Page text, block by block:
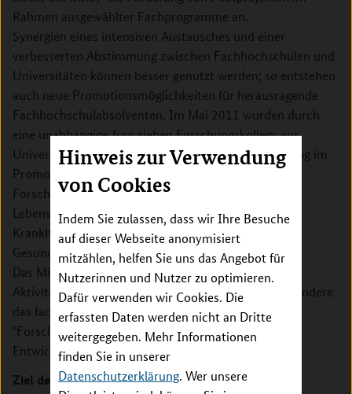
Hinweis zur Verwendung
von Cookies
Indem Sie zulassen, dass wir Ihre Besuche
auf dieser Webseite anonymisiert
mitzählen, helfen Sie uns das Angebot für
Nutzerinnen und Nutzer zu optimieren.
Dafür verwenden wir Cookies. Die
erfassten Daten werden nicht an Dritte
weitergegeben. Mehr Informationen
finden Sie in unserer
Datenschutzerklärung. Wer unsere
Rahmen ausgewählter Fachprogramme an.
Synergien eines intensiven Austausches und einer
verbesserten Abstimmung zwischen Fachhochschulen und
Universitäten können besser genutzt werden; so entstehen
auch neue Promotionsmöglichkeiten für herausragende
Fachhochschulabsolventen. Im Mai 2011 wurden durch
eine unabhängige Jury sieben Forschungskollegs aus
Universitäten und Fachhochschulen für die Förderung im
Promotionsbereich ausgewählt. Eines dieser
Forschungskollegs „FamiLe: Familiengesundheit im
Lebensverlauf – Gesundheitsförderung und
Krankheitsbewältigung“ wird mit Mitteln des
Gesundheitsforschungsprogramms gefördert.
Das Ministerium ergänzt mit dieser Maßnahme seine
Aktivitäten zugunsten der Fachhochschulen, insbesondere
das fachlich breite Spektrum des Bundesprogramms
"Forschung an Fachhochschulen", und erweitert die
Entwicklungsmöglichkeiten von Fachhochschulen.
Ziel des Forschungskollegs FamiLe